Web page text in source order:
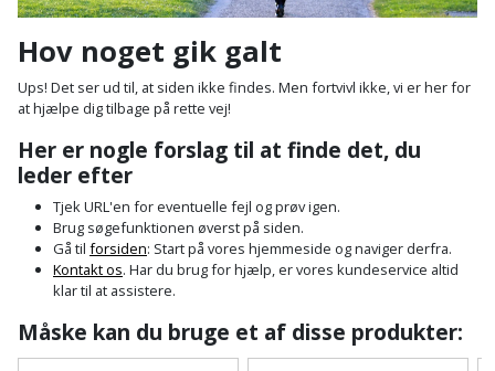
Byggeplader
Cement
og
mørtel
Damp-
og
vindspærre
Gulvunderlag
Gulvvarme
Laminatgulv
Vinylgulv
Bærehåndtag
Båndstrammer
og
løftebånd
Blæselampe
Blindnitter
Arbejdsbord
Arbejdslamper
og
belysning
Arbejdsradio
Bajonetsav
Bajonetsavklinge
Buskrydder
Dykpumpe
Fejemaskine
Generator
Græstrimmer
Hækkeklipper
have
og
fritid
Affaldssortering
Affugter
Bålfad
bålsted
Maling
Afdækning
til
malerarbejde
Gulvplejemidler
VVS
Armatur
vandhaner
Beklædning
BørnOutlet
Hov noget gik galt
Ups! Det ser ud til, at siden ikke findes. Men fortvivl ikke, vi er her for
at hjælpe dig tilbage på rette vej!
Her er nogle forslag til at finde det, du
leder efter
Tjek URL'en for eventuelle fejl og prøv igen.
Brug søgefunktionen øverst på siden.
Gå til forsiden: Start på vores hjemmeside og naviger derfra.
Kontakt os. Har du brug for hjælp, er vores kundeservice altid
klar til at assistere.
Måske kan du bruge et af disse produkter: